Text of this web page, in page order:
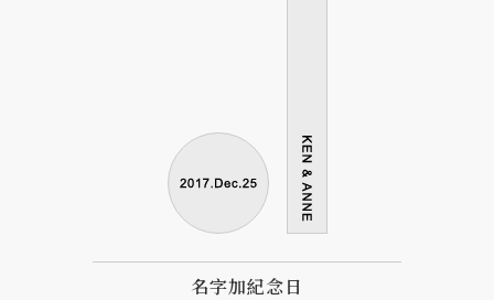
名字加紀念日